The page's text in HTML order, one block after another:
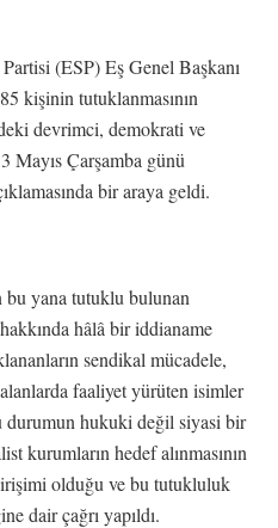
(ESP) Eş Genel Başkanı
kişinin tutuklanmasının
devrimci, demokrati ve
Mayıs Çarşamba günü
bir araya geldi.
bu yana tutuklu bulunan
hâlâ bir iddianame
sendikal mücadele,
faaliyet yürüten isimler
durumun hukuki değil siyasi bir
kurumların hedef alınmasının
olduğu ve bu tutukluluk
dair çağrı yapıldı.